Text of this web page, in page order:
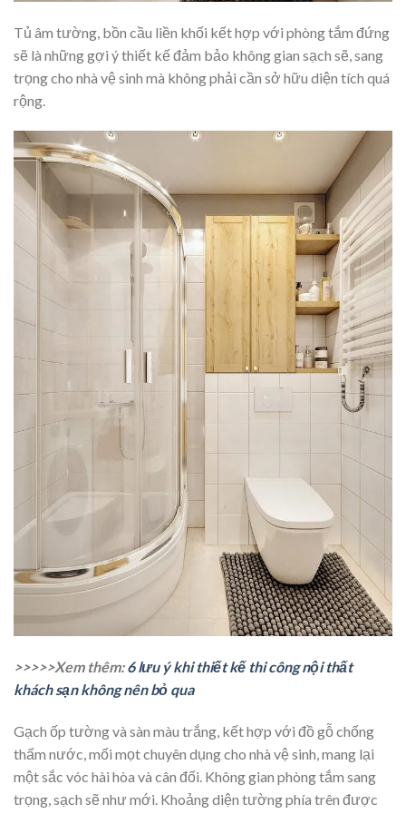
Tủ âm tường, bồn cầu liền khối kết hợp với phòng tắm đứng
sẽ là những gợi ý thiết kế đảm bảo không gian sạch sẽ, sang
trọng cho nhà vệ sinh mà không phải cần sở hữu diện tích quá
rộng.
>>>>>Xem thêm:6 lưu ý khi thiết kế thi công nội thất
khách sạn không nên bỏ qua
Gạch ốp tường và sàn màu trắng, kết hợp với đồ gỗ chống
thấm nước, mối mọt chuyên dụng cho nhà vệ sinh, mang lại
một sắc vóc hài hòa và cân đối. Không gian phòng tắm sang
trọng, sạch sẽ như mới. Khoảng diện tường phía trên được